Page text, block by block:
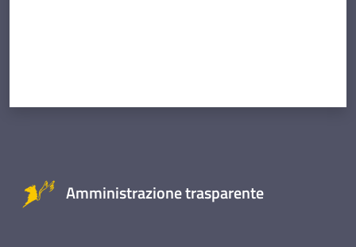
Amministrazione trasparente